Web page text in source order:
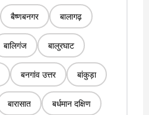
बैष्णबनगर बालागढ़
बालिगंज बालुरघाट
बनगांव उत्तर बांकुड़ा
बारासात बर्धमान दक्षिण